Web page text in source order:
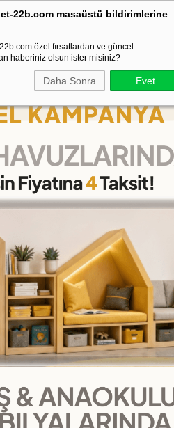
22b.com masaüstü bildirimlerine
özel fırsatlardan ve güncel
haberiniz olsun ister misiniz?
Daha Sonra Evet
% 100İADE
Salıncak Tahterevalli
Sıralama Logaritma Seti
Ahşap Sayılı
₺849,00
₺94,33 `den